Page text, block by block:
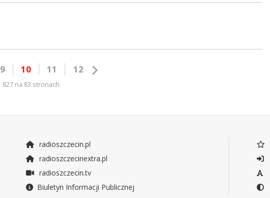
9 10 11 12
827 na 83 stronach
radioszczecin.pl
radioszczecinextra.pl
radioszczecin.tv
Biuletyn Informacji Publicznej